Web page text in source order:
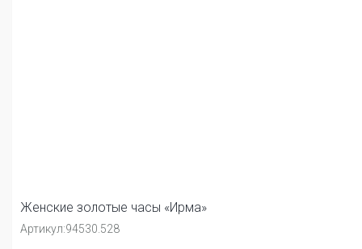
Женские золотые часы «Ирма»
Артикул:94530.528